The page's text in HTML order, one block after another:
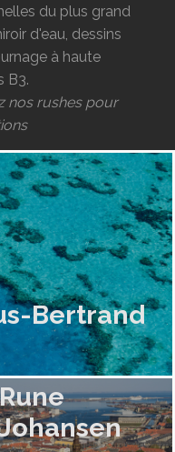
du plus grand
d'eau, dessins
à haute
B3.
nos rushes pour
Bertrand
Rune
Johansen